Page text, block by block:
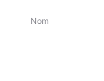
Nom